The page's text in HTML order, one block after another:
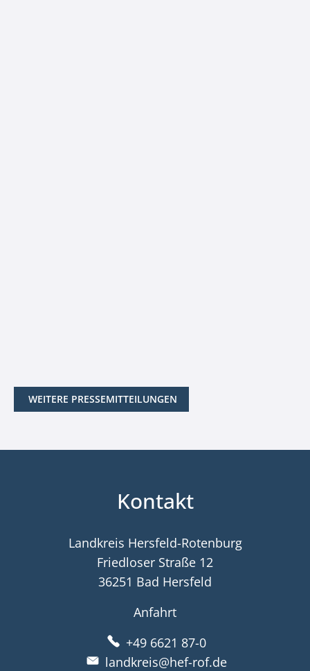
WEITERE PRESSEMITTEILUNGEN
Kontakt
Landkreis Hersfeld-Rotenburg
Friedloser Straße 12
36251 Bad Hersfeld
Anfahrt
+49 6621 87-0
landkreis@hef-rof.de